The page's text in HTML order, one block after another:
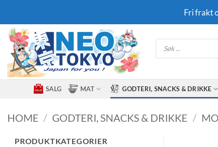
content
Fri frakt
Products
search
SALG MAT GODTERI, SNACKS & DRIKKE
HOME / GODTERI, SNACKS & DRIKKE /
PRODUKTKATEGORIER